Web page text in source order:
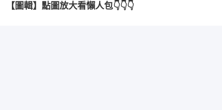
【圖輯】點圖放大看懶人包👇👇👇